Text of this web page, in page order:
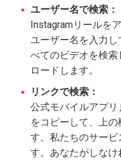
ユーザー名で検索：
Instagramリールを
ユーザー名を入力
べてのビデオを検
ロードします。
リンクで検索：
公式モバイルアプ
をコピーして、上
す。私たちのサービ
す。あなたがしな